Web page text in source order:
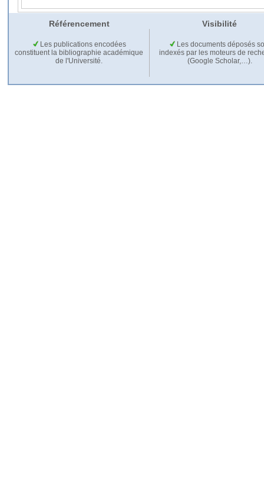
Référencement Visibilité
Les publications encodées
constituent la bibliographie académique
de l'Université.
Les documents déposés
indexés par les moteurs de
(Google Scholar,…).